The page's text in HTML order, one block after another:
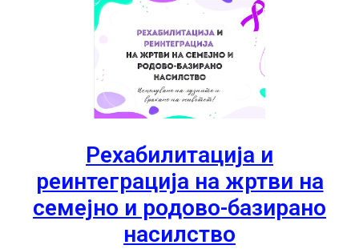
Рехабилитација и
реинтеграција на жртви на
семејно и родово-базирано
насилство